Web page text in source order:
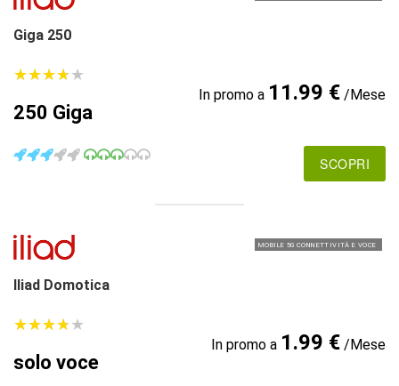
Giga 250
★★★★★
★★★★★
250 Giga
In promo a 11.99 €/Mese
SCOPRI
MOBILE 5G CONNETTIVITÀ E VOCE
Iliad Domotica
★★★★★
★★★★★
solo voce
In promo a 1.99 €/Mese